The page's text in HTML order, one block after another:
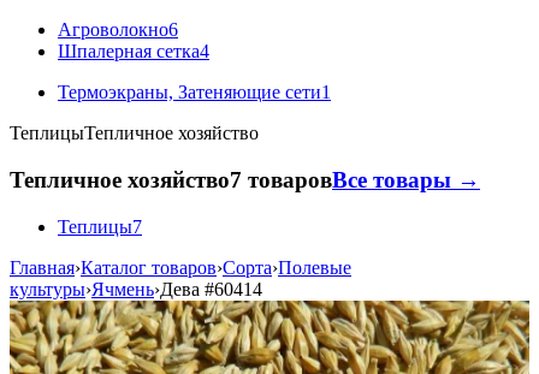
Агроволокно6
Шпалерная сетка4
Термоэкраны, Затеняющие сети1
ТеплицыТепличное хозяйство
Тепличное хозяйство7 товаровВсе товары →
Теплицы7
Главная›Каталог товаров›Сорта›Полевые
культуры›Ячмень›Дева #60414